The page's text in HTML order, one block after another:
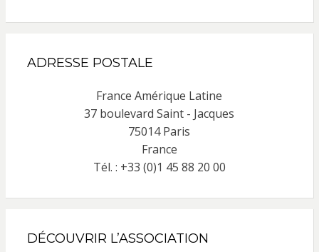
ADRESSE POSTALE
France Amérique Latine
37 boulevard Saint - Jacques
75014 Paris
France
Tél. : +33 (0)1 45 88 20 00
DÉCOUVRIR L’ASSOCIATION